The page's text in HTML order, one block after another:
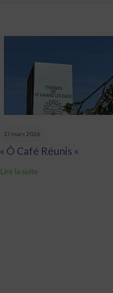
17 mars 2026
« Ô Café Réunis »
Lire la suite